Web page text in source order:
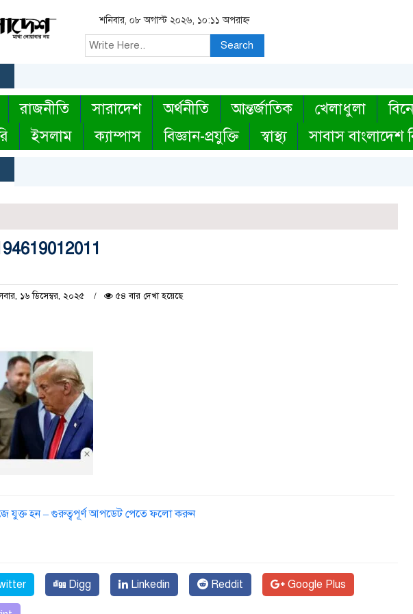
শনিবার, ০৮ অগাস্ট ২০২৬, ১০:১১ অপরাহ্ন
Search
রাজনীতি সারাদেশ অর্থনীতি আন্তর্জাতিক খেলাধুলা
ইসলাম ক্যাম্পাস বিজ্ঞান-প্রযুক্তি স্বাস্থ্য সাবাস বাংলাদেশ
১৬ ডিসেম্বর, ২০২৫ ৫৪ বার দেখা হয়েছে
যুক্ত হন – গুরুত্বপূর্ণ আপডেট পেতে ফলো করুন
Digg Linkedin Reddit Google Plus